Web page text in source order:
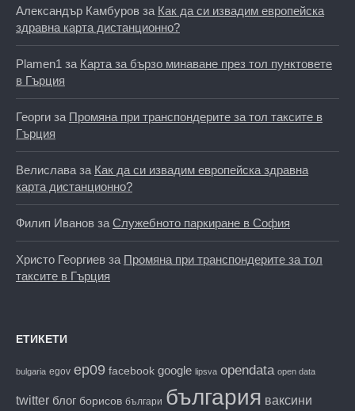
Александър Камбуров за Как да си извадим европейска
здравна карта дистанционно?
Plamen1 за Карта за бързо минаване през тол пунктовете
в Гърция
Георги за Промяна при транспондерите за тол таксите в
Гърция
Велислава за Как да си извадим европейска здравна
карта дистанционно?
Филип Иванов за Служебното паркиране в София
Христо Георгиев за Промяна при транспондерите за тол
таксите в Гърция
ЕТИКЕТИ
bulgaria egov ep09 facebook google lipsva opendata open data
twitter блог борисов българи българия ваксини